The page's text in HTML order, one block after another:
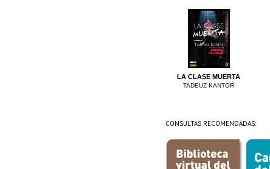
LA CLASE MUERTA
TADEUZ KANTOR
CONSULTAS RECOMENDADAS: